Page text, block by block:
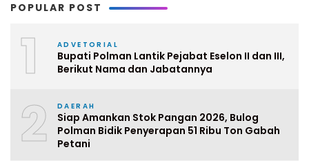
POPULAR POST
1 ADVETORIAL
Bupati Polman Lantik Pejabat Eselon II dan III,
Berikut Nama dan Jabatannya
2 DAERAH
Siap Amankan Stok Pangan 2026, Bulog
Polman Bidik Penyerapan 51 Ribu Ton Gabah
Petani